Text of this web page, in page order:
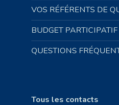
VOS RÉFÉRENTS DE
BUDGET PARTICIPATIF
QUESTIONS
Tous les contacts